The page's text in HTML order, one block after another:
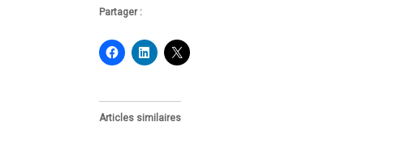
Partager :
Articles similaires